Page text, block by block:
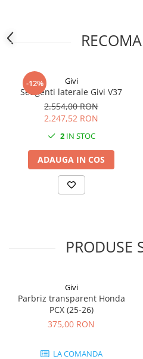
-12% Givi
Set genti laterale Givi V37
2.554,00 RON
2.247,52 RON
2IN STOC
ADAUGA IN COS
PRODUSE
Givi
Parbriz transparent Honda
PCX (25-26)
375,00 RON
LA COMANDA